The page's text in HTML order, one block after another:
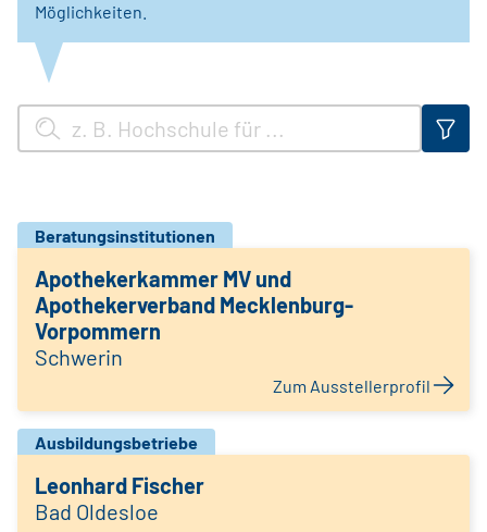
Möglichkeiten.
Beratungsinstitutionen
Apothekerkammer MV und
Apothekerverband Mecklenburg-
Vorpommern
Schwerin
Zum Ausstellerprofil
Ausbildungsbetriebe
Leonhard Fischer
Bad Oldesloe